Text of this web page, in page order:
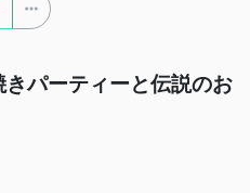
パーティーと伝説のお